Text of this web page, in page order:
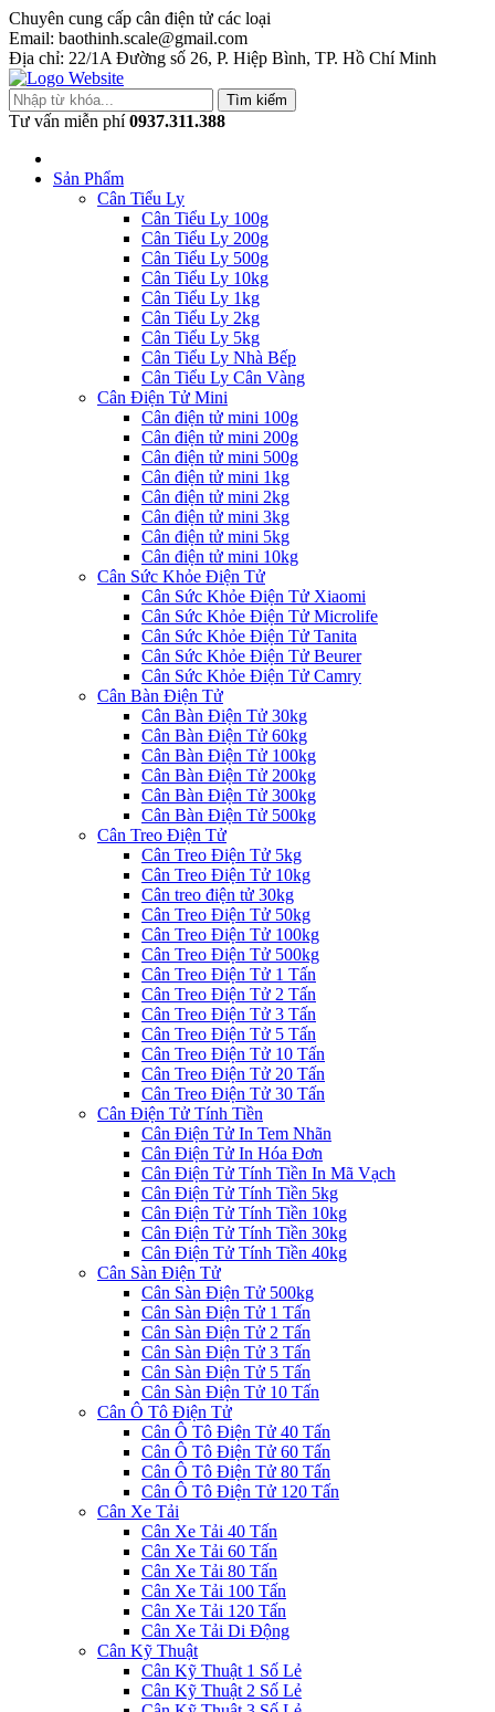
Chuyên cung cấp cân điện tử các loại
Email: baothinh.scale@gmail.com
Địa chỉ: 22/1A Đường số 26, P. Hiệp Bình, TP. Hồ Chí Minh
Tìm kiếm
Tư vấn miễn phí 0937.311.388
Sản Phẩm
Cân Tiểu Ly
Cân Tiểu Ly 100g
Cân Tiểu Ly 200g
Cân Tiểu Ly 500g
Cân Tiểu Ly 10kg
Cân Tiểu Ly 1kg
Cân Tiểu Ly 2kg
Cân Tiểu Ly 5kg
Cân Tiểu Ly Nhà Bếp
Cân Tiểu Ly Cân Vàng
Cân Điện Tử Mini
Cân điện tử mini 100g
Cân điện tử mini 200g
Cân điện tử mini 500g
Cân điện tử mini 1kg
Cân điện tử mini 2kg
Cân điện tử mini 3kg
Cân điện tử mini 5kg
Cân điện tử mini 10kg
Cân Sức Khỏe Điện Tử
Cân Sức Khỏe Điện Tử Xiaomi
Cân Sức Khỏe Điện Tử Microlife
Cân Sức Khỏe Điện Tử Tanita
Cân Sức Khỏe Điện Tử Beurer
Cân Sức Khỏe Điện Tử Camry
Cân Bàn Điện Tử
Cân Bàn Điện Tử 30kg
Cân Bàn Điện Tử 60kg
Cân Bàn Điện Tử 100kg
Cân Bàn Điện Tử 200kg
Cân Bàn Điện Tử 300kg
Cân Bàn Điện Tử 500kg
Cân Treo Điện Tử
Cân Treo Điện Tử 5kg
Cân Treo Điện Tử 10kg
Cân treo điện tử 30kg
Cân Treo Điện Tử 50kg
Cân Treo Điện Tử 100kg
Cân Treo Điện Tử 500kg
Cân Treo Điện Tử 1 Tấn
Cân Treo Điện Tử 2 Tấn
Cân Treo Điện Tử 3 Tấn
Cân Treo Điện Tử 5 Tấn
Cân Treo Điện Tử 10 Tấn
Cân Treo Điện Tử 20 Tấn
Cân Treo Điện Tử 30 Tấn
Cân Điện Tử Tính Tiền
Cân Điện Tử In Tem Nhãn
Cân Điện Tử In Hóa Đơn
Cân Điện Tử Tính Tiền In Mã Vạch
Cân Điện Tử Tính Tiền 5kg
Cân Điện Tử Tính Tiền 10kg
Cân Điện Tử Tính Tiền 30kg
Cân Điện Tử Tính Tiền 40kg
Cân Sàn Điện Tử
Cân Sàn Điện Tử 500kg
Cân Sàn Điện Tử 1 Tấn
Cân Sàn Điện Tử 2 Tấn
Cân Sàn Điện Tử 3 Tấn
Cân Sàn Điện Tử 5 Tấn
Cân Sàn Điện Tử 10 Tấn
Cân Ô Tô Điện Tử
Cân Ô Tô Điện Tử 40 Tấn
Cân Ô Tô Điện Tử 60 Tấn
Cân Ô Tô Điện Tử 80 Tấn
Cân Ô Tô Điện Tử 120 Tấn
Cân Xe Tải
Cân Xe Tải 40 Tấn
Cân Xe Tải 60 Tấn
Cân Xe Tải 80 Tấn
Cân Xe Tải 100 Tấn
Cân Xe Tải 120 Tấn
Cân Xe Tải Di Động
Cân Kỹ Thuật
Cân Kỹ Thuật 1 Số Lẻ
Cân Kỹ Thuật 2 Số Lẻ